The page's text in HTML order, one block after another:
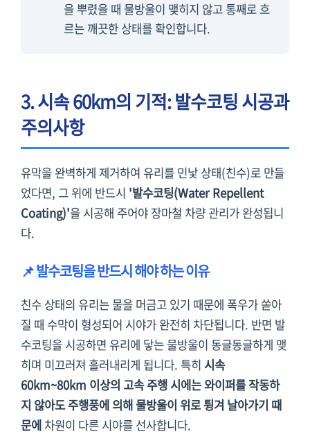
을 뿌렸을 때 물방울이 맺히지 않고 통째로 흐
르는 깨끗한 상태를 확인합니다.
3. 시속 60km의 기적: 발수코팅 시공과
주의사항
유막을 완벽하게 제거하여 유리를 민낯 상태(친수)로 만들
었다면, 그 위에 반드시 '발수코팅(Water Repellent
Coating)'을 시공해 주어야 장마철 차량 관리가 완성됩니
다.
📌 발수코팅을 반드시 해야 하는 이유
친수 상태의 유리는 물을 머금고 있기 때문에 폭우가 쏟아
질 때 수막이 형성되어 시야가 완전히 차단됩니다. 반면 발
수코팅을 시공하면 유리에 닿는 물방울이 동글동글하게 맺
히며 미끄러져 흘러내리게 됩니다. 특히 시속
60km~80km 이상의 고속 주행 시에는 와이퍼를 작동하
지 않아도 주행풍에 의해 물방울이 위로 튕겨 날아가기 때
문에 차원이 다른 시야를 선사합니다.